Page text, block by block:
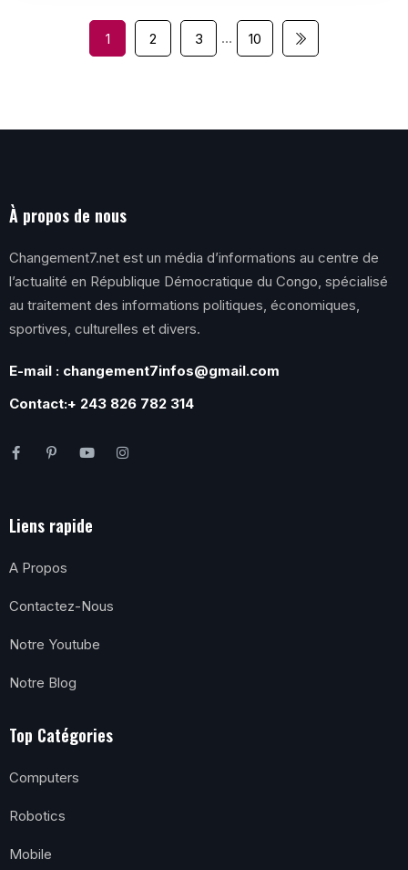
1 2 3 … 10
À propos de nous
Changement7.net est un média d’informations au centre de
l’actualité en République Démocratique du Congo, spécialisé
au traitement des informations politiques, économiques,
sportives, culturelles et divers.
E-mail : changement7infos@gmail.com
Contact:+ 243 826 782 314
Liens rapide
A Propos
Contactez-Nous
Notre Youtube
Notre Blog
Top Catégories
Computers
Robotics
Mobile